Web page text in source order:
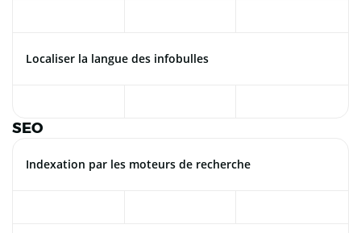
Localiser la langue des infobulles
SEO
Indexation par les moteurs de recherche